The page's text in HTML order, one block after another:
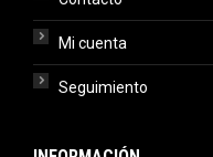
Mi cuenta
Seguimiento